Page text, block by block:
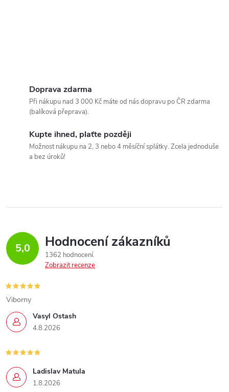
Doprava zdarma
Při nákupu nad 3 000 Kč máte od nás dopravu po ČR zdarma
(balíková přeprava).
Kupte ihned, plaťte později
Možnost nákupu na 2, 3 nebo 4 měsíční splátky. Zcela jednoduše
a bez úroků!
5,0 Hodnocení zákazníků
1362 hodnocení
Zobrazit recenze
Vasyl Ostash
4.8.2026
Viborny
Ladislav Matula
1.8.2026